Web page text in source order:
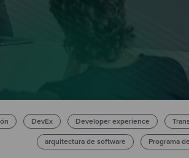
DevEx Developer experience
arquitectura de software Programa